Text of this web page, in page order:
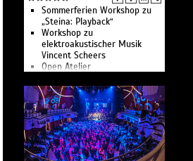
Sommerferien Workshop zu
„Steina: Playback“
Workshop zu
elektroakustischer Musik
Vincent Scheers
Open Atelier
Veranstaltungen im Haus der
Kunst